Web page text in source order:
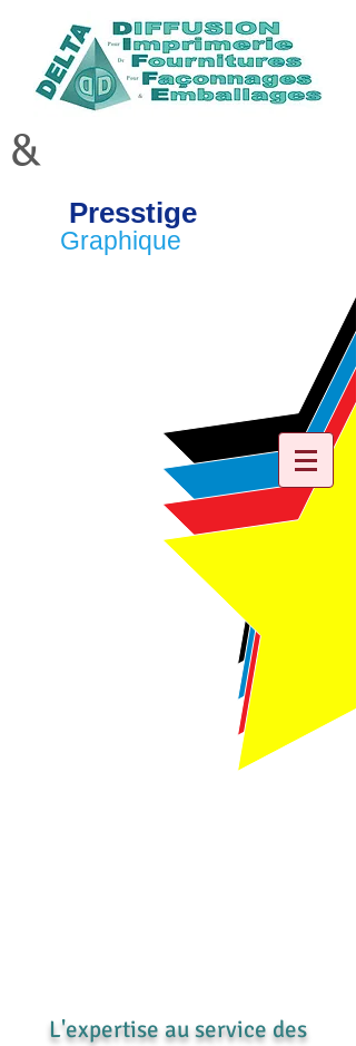
&
Presstige
Graphique
L'expertise au service des